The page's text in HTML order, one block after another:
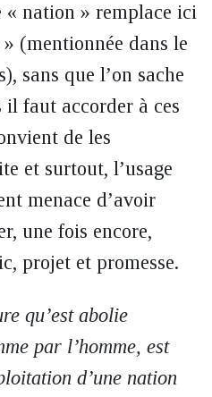
« nation » remplace ici
(mentionnée dans le
sans que l’on sache
il faut accorder à ces
de les
et surtout, l’usage
menace d’avoir
une fois encore,
projet et promesse.
qu’est abolie
par l’homme, est
d’une nation